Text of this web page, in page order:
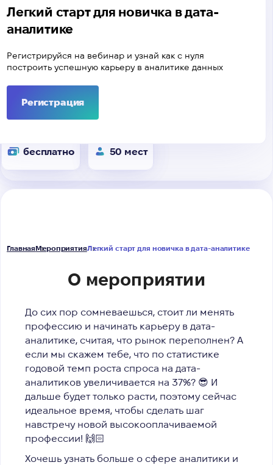
Легкий старт для новичка в дата-
аналитике
Регистрируйся на вебинар и узнай как с нуля
построить успешную карьеру в аналитике данных
Регистрация
бесплатно 50 мест
ГлавнаяМероприятияЛегкий старт для новичка в дата-аналитике
О мероприятии
До сих пор сомневаешься, стоит ли менять
профессию и начинать карьеру в дата-
аналитике, считая, что рынок переполнен?А
если мы скажем тебе, что по статистике
годовой темп роста спроса на дата-
аналитиков увеличивается на 37%? 😎 И
дальше будет только расти, поэтому сейчас
идеальное время, чтобы сделать шаг
навстречу новой высокооплачиваемой
профессии! 🙌🏻
Хочешь узнать больше о сфере аналитики и